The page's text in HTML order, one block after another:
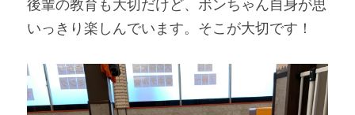
後輩の教育も大切だけど、ボンちゃん自身が思
いっきり楽しんでいます。そこが大切です！